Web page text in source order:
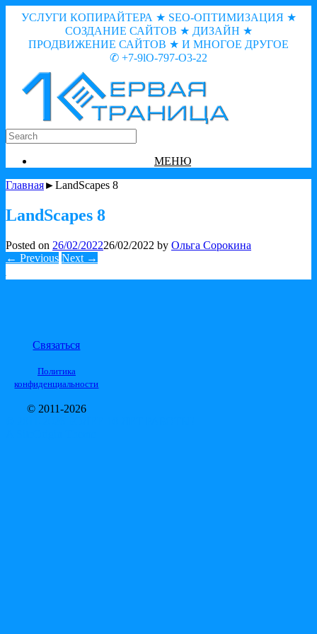
УСЛУГИ КОПИРАЙТЕРА ★ SEO-ОПТИМИЗАЦИЯ ★
СОЗДАНИЕ САЙТОВ ★ ДИЗАЙН ★
ПРОДВИЖЕНИЕ САЙТОВ ★ И МНОГОЕ ДРУГОЕ
✆ +7-9lO-797-O3-22
МЕНЮ
Главная►LandScapes 8
LandScapes 8
Posted on 26/02/202226/02/2022 by Ольга Сорокина
← Previous Next →
Связаться
Политика
конфиденциальности
© 2011-2026